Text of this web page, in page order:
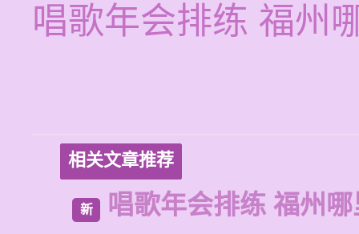
唱歌年会排练 福州
相关文章推荐
新 唱歌年会排练 福州